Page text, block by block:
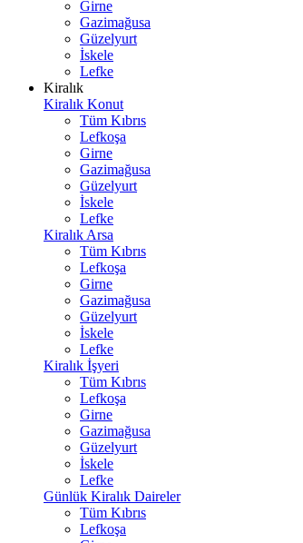
Girne
Gazimağusa
Güzelyurt
İskele
Lefke
Kiralık
Kiralık Konut
Tüm Kıbrıs
Lefkoşa
Girne
Gazimağusa
Güzelyurt
İskele
Lefke
Kiralık Arsa
Tüm Kıbrıs
Lefkoşa
Girne
Gazimağusa
Güzelyurt
İskele
Lefke
Kiralık İşyeri
Tüm Kıbrıs
Lefkoşa
Girne
Gazimağusa
Güzelyurt
İskele
Lefke
Günlük Kiralık Daireler
Tüm Kıbrıs
Lefkoşa